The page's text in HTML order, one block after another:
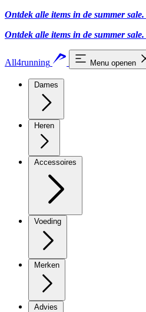
Ontdek alle items in de summer
Ontdek alle items in de summer
All4running Menu openen
Dames
Heren
Accessoires
Voeding
Merken
Advies